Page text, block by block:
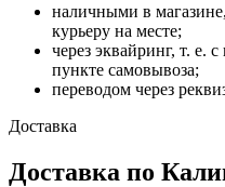
наличными в
курьеру на месте;
через эквайринг, т. е.
пункте самовывоза;
переводом через
Доставка
Доставка по